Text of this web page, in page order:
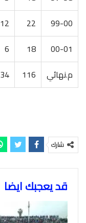
99-00
22
12
00-01
18
6
م.نهائي
116
34
شارك
قد يعجبك ايضا